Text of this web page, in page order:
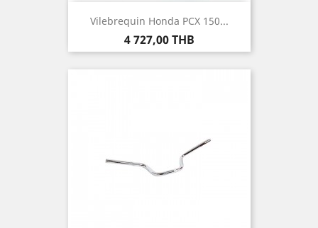
Vilebrequin Honda PCX 150...
Prix
4 727,00 THB